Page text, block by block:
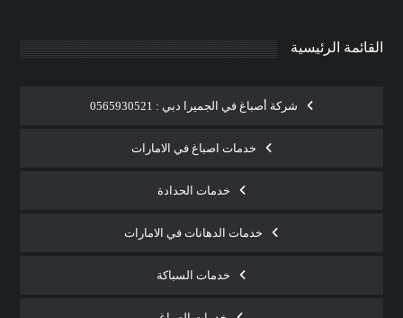
القائمة الرئيسية
شركة أصباغ في الجميرا دبي : 0565930521
خدمات اصباغ في الامارات
خدمات الحدادة
خدمات الدهانات في الامارات
خدمات السباكة